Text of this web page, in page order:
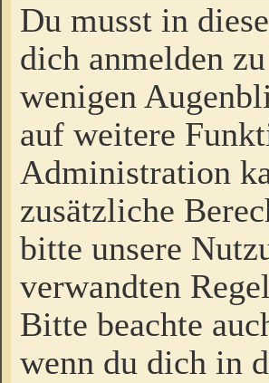
Du musst in
dich anmelden
wenigen
auf weitere
Administration
zusätzliche
bitte unsere
verwandten
Bitte beachte
wenn du dich in